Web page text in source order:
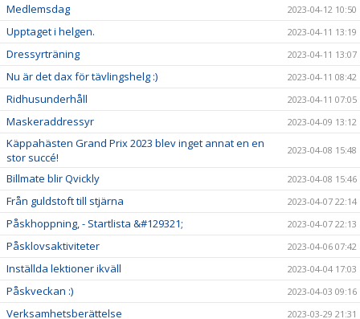
Medlemsdag 2023-04-12 10:50
Upptaget i helgen. 2023-04-11 13:19
Dressyrträning 2023-04-11 13:07
Nu är det dax för tävlingshelg :) 2023-04-11 08:42
Ridhusunderhåll 2023-04-11 07:05
Maskeraddressyr 2023-04-09 13:12
Käppahästen Grand Prix 2023 blev inget annat en en
stor succé!
2023-04-08 15:48
Billmate blir Qvickly 2023-04-08 15:46
Från guldstoft till stjärna 2023-04-07 22:14
Påskhoppning, - Startlista &#129321; 2023-04-07 22:13
Påsklovsaktiviteter 2023-04-06 07:42
Inställda lektioner ikväll 2023-04-04 17:03
Påskveckan :) 2023-04-03 09:16
Verksamhetsberättelse 2023-03-29 21:31